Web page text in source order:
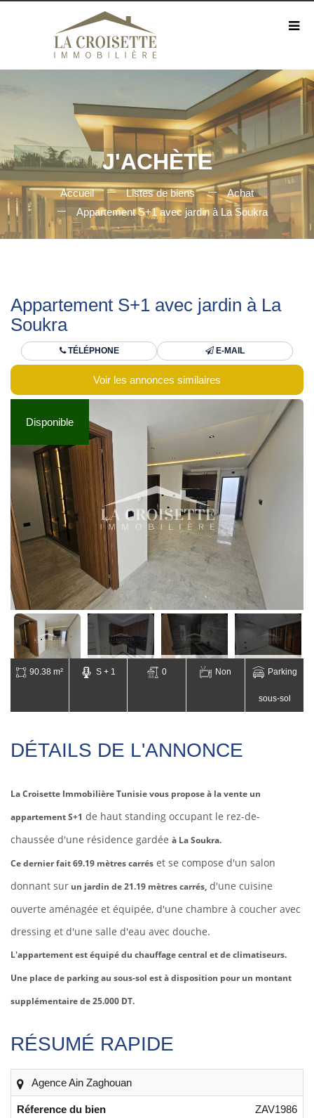
J'ACHÈTE
Accueil Listes de biens
Achat
Appartement S+1 avec jardin à La Soukra
Appartement S+1 avec jardin à La
Soukra
TÉLÉPHONE E-MAIL
Voir les annonces similaires
Disponible
90.38 m² S + 1 0 Non Parking
sous-sol
DÉTAILS DE L'ANNONCE
La Croisette Immobilière Tunisie vous propose à la vente un
appartement S+1 de haut standing occupant le rez-de-
chaussée d'une résidence gardée à La Soukra.
Ce dernier fait 69.19 mètres carrés et se compose d'un salon
donnant sur un jardin de 21.19 mètres carrés, d'une cuisine
ouverte aménagée et équipée, d'une chambre à coucher avec
dressing et d'une salle d'eau avec douche.
L'appartement est équipé du chauffage central et de climatiseurs.
Une place de parking au sous-sol est à disposition pour un montant
supplémentaire de 25.000 DT.
RÉSUMÉ RAPIDE
Agence Ain Zaghouan
Réference du bien ZAV1986